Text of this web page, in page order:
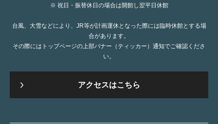
※ 祝日・振替休日の場合は開館し翌平日休館
台風、大雪などにより、JR等が計画運休となった際には臨時休館とする場
合があります。
その際にはトップページの上部バナー（ティッカー）通知でご確認くださ
い。
アクセスはこちら